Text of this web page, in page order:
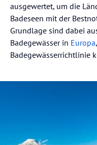
ausgewertet, um die
Badeseen mit der
Grundlage sind dabei
Badegewässer in Europa
Badegewässerrichtlinie